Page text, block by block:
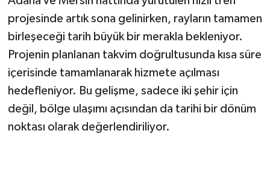
projesinde artık sona gelinirken, rayların tamamen
birleşeceği tarih büyük bir merakla bekleniyor.
Projenin planlanan takvim doğrultusunda kısa süre
içerisinde tamamlanarak hizmete açılması
hedefleniyor. Bu gelişme, sadece iki şehir için
değil, bölge ulaşımı açısından da tarihi bir dönüm
noktası olarak değerlendiriliyor.